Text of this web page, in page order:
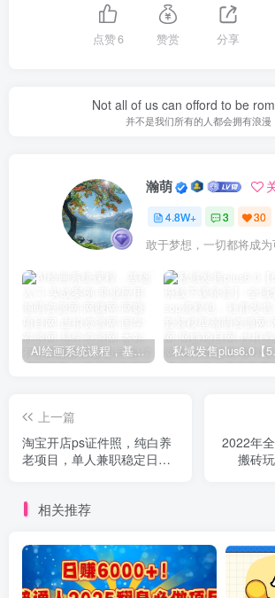
点赞6 赞赏 分享
Not all of us can offord to be
并不是我们所有的人都会拥有浪漫
瀚萌
4.8W+ 3 30
敢于梦想，一切都将成
AI绘画系统课程，基础入门-实战案例-商业应用 私域发售
上一篇
淘宝开店ps证件照，纯白养
老项目，单人兼职稳定日
2022年
搬砖
相关推荐